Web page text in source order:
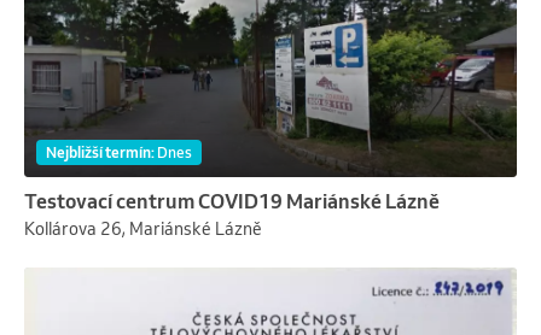
Nejbližší termín: Dnes
Testovací centrum COVID19 Mariánské Lázně
Kollárova 26, Mariánské Lázně